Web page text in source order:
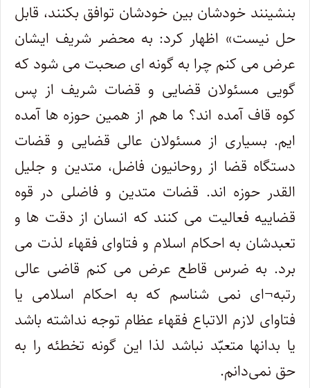
بنشینند خودشان بین خودشان توافق بکنند، قابل
حل نیست» اظهار کرد: به محضر شریف ایشان
عرض می کنم چرا به گونه ای صحبت می شود که
گویی مسئولان قضایی و قضات شریف از پس
کوه قاف آمده اند؟ ما هم از همین حوزه ها آمده
ایم. بسیاری از مسئولان عالی قضایی و قضات
دستگاه قضا از روحانیون فاضل، متدین و جلیل
القدر حوزه اند. قضات متدین و فاضلی در قوه
قضاییه فعالیت می کنند که انسان از دقت ها و
تعبدشان به احکام اسلام و فتاوای فقهاء لذت می
برد. به ضرس قاطع عرض می کنم قاضی عالی
رتبه¬ای نمی شناسم که به احکام اسلامی یا
فتاوای لازم الاتباع فقهاء عظام توجه نداشته باشد
یا بدانها متعبّد نباشد لذا این گونه تخطئه را به
حق نمی‌دانم.